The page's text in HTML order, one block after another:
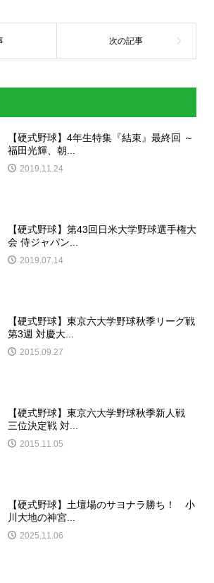
【硬式野球】4年生特集『結束』最終回 ～
福田光輝、朝...
2019.11.24
【硬式野球】第43回日米大学野球選手権大
会 侍ジャパン...
2019.07.14
【硬式野球】東京六大学野球秋季リーグ戦
第3週 対慶大...
2015.09.27
【硬式野球】東京六大学野球秋季新人戦
三位決定戦 対...
2015.11.05
【硬式野球】土壇場のサヨナラ勝ち！ 小
川大地の神宮...
2025.11.06